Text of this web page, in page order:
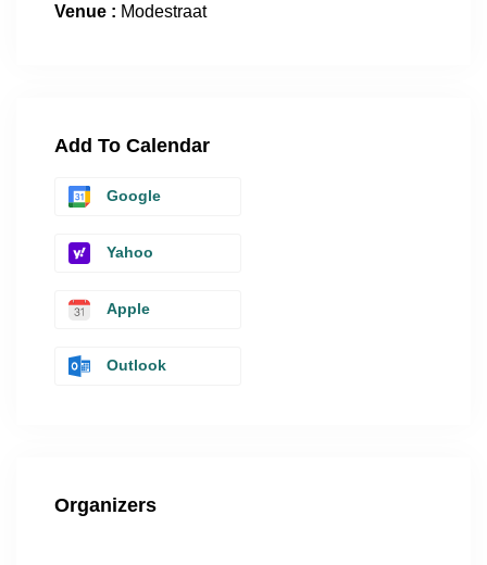
Venue : Modestraat
Add To Calendar
Google
Yahoo
Apple
Outlook
Organizers